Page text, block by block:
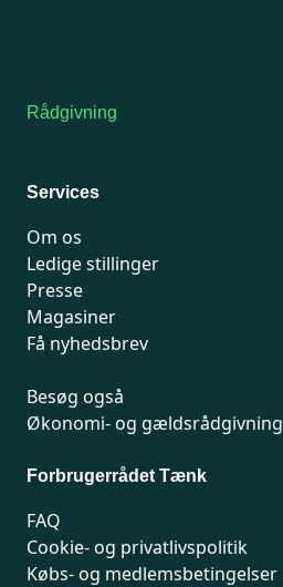
Rådgivning
Services
Om os
Ledige stillinger
Presse
Magasiner
Få nyhedsbrev
Besøg også
Økonomi- og gældsrådgivning
Forbrugerrådet Tænk
FAQ
Cookie- og privatlivspolitik
Købs- og medlemsbetingelser